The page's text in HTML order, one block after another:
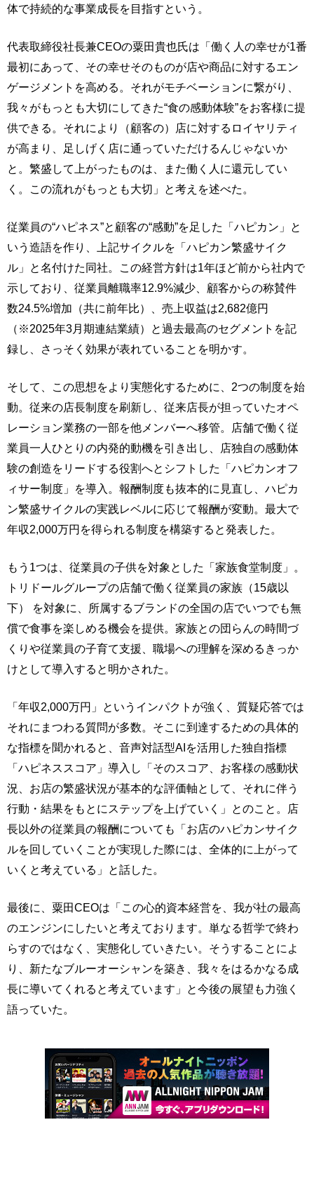
体で持続的な事業成長を目指すという。
代表取締役社長兼CEOの粟田貴也氏は「働く人の幸せが1番
最初にあって、その幸せそのものが店や商品に対するエン
ゲージメントを高める。それがモチベーションに繋がり、
我々がもっとも大切にしてきた“食の感動体験”をお客様に提
供できる。それにより（顧客の）店に対するロイヤリティ
が高まり、足しげく店に通っていただけるんじゃないか
と。繁盛して上がったものは、また働く人に還元してい
く。この流れがもっとも大切」と考えを述べた。
従業員の“ハピネス”と顧客の“感動”を足した「ハピカン」と
いう造語を作り、上記サイクルを「ハピカン繁盛サイク
ル」と名付けた同社。この経営方針は1年ほど前から社内で
示しており、従業員離職率12.9%減少、顧客からの称賛件
数24.5%増加（共に前年比）、売上収益は2,682億円
（※2025年3月期連結業績）と過去最高のセグメントを記
録し、さっそく効果が表れていることを明かす。
そして、この思想をより実態化するために、2つの制度を始
動。従来の店長制度を刷新し、従来店長が担っていたオペ
レーション業務の一部を他メンバーへ移管。店舗で働く従
業員一人ひとりの内発的動機を引き出し、店独自の感動体
験の創造をリードする役割へとシフトした「ハピカンオフ
ィサー制度」を導入。報酬制度も抜本的に見直し、ハピカ
ン繁盛サイクルの実践レベルに応じて報酬が変動。最大で
年収2,000万円を得られる制度を構築すると発表した。
もう1つは、従業員の子供を対象とした「家族食堂制度」。
トリドールグループの店舗で働く従業員の家族（15歳以
下） を対象に、所属するブランドの全国の店でいつでも無
償で食事を楽しめる機会を提供。家族との団らんの時間づ
くりや従業員の子育て支援、職場への理解を深めるきっか
けとして導入すると明かされた。
「年収2,000万円」というインパクトが強く、質疑応答では
それにまつわる質問が多数。そこに到達するための具体的
な指標を聞かれると、音声対話型AIを活用した独自指標
「ハピネススコア」導入し「そのスコア、お客様の感動状
況、お店の繁盛状況が基本的な評価軸として、それに伴う
行動・結果をもとにステップを上げていく」とのこと。店
長以外の従業員の報酬についても「お店のハピカンサイク
ルを回していくことが実現した際には、全体的に上がって
いくと考えている」と話した。
最後に、粟田CEOは「この心的資本経営を、我が社の最高
のエンジンにしたいと考えております。単なる哲学で終わ
らすのではなく、実態化していきたい。そうすることによ
り、新たなブルーオーシャンを築き、我々をはるかなる成
長に導いてくれると考えています」と今後の展望も力強く
語っていた。